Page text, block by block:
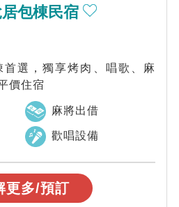
包棟民宿
選，獨享烤肉、唱歌、麻
價住宿
麻將出借
歡唱設備
更多/預訂